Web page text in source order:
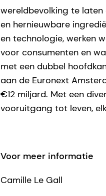
wereldbevolking te
en hernieuwbare
en technologie, werken
voor consumenten en
met een dubbel
aan de Euronext
€12 miljard. Met een
vooruitgang tot leven,
Voor meer informatie
Camille Le Gall